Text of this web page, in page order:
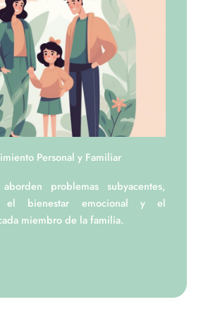
Personal y Familiar
problemas subyacentes,
el bienestar emocional y el
miembro de la familia.